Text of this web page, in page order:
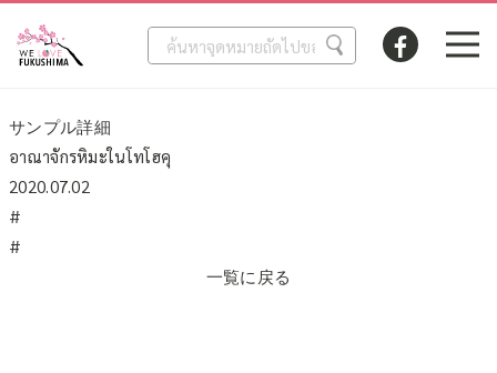
サンプル詳細
อาณาจักรหิมะในโทโฮคุ
2020.07.02
#
#
一覧に戻る